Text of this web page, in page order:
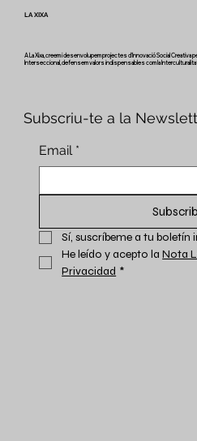
LA XIXA
A La Xixa, creem i desenvolupem projectes d'Innovació Social Creativa
Interseccional, defensem valors indispensables com la
Subscriu-te a la
Email *
Sí, suscríbeme a tu
He leído y acepto la Nota
Privacidad *